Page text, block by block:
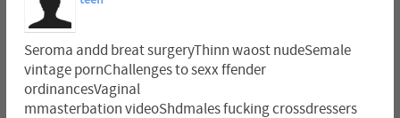
Seroma andd breat surgeryThinn waost nudeSemale
vintage pornChallenges to sexx ffender
ordinancesVaginal
mmasterbation videoShdmales fucking crossdressers